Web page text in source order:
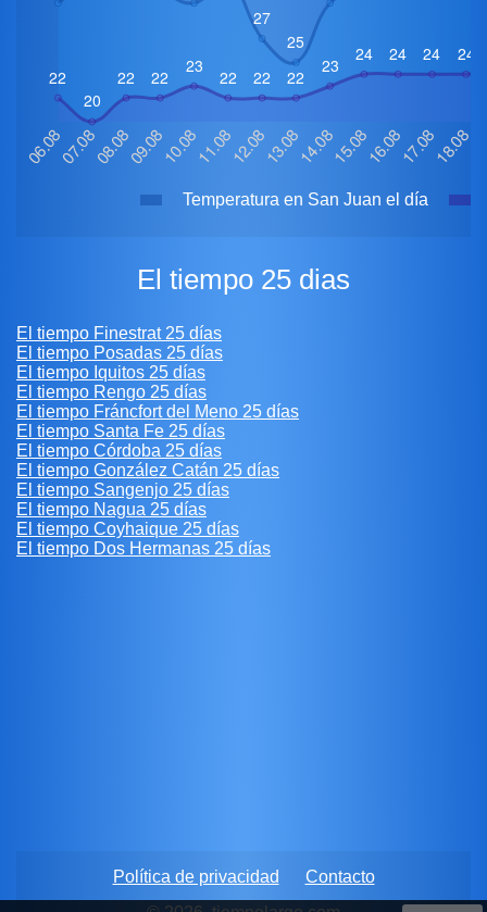
Temperatura en San Juan el día
El tiempo 25 dias
El tiempo Finestrat 25 días
El tiempo Posadas 25 días
El tiempo Iquitos 25 días
El tiempo Rengo 25 días
El tiempo Fráncfort del Meno 25 días
El tiempo Santa Fe 25 días
El tiempo Córdoba 25 días
El tiempo González Catán 25 días
El tiempo Sangenjo 25 días
El tiempo Nagua 25 días
El tiempo Coyhaique 25 días
El tiempo Dos Hermanas 25 días
Política de privacidad
Contacto